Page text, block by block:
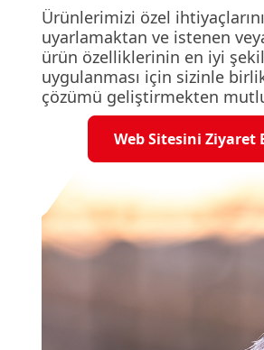
Ürünlerimizi özel
uyarlamaktan ve istenen
ürün özelliklerinin en iyi
uygulanması için sizinle
çözümü geliştirmekten
Web Sitesini Ziyaret